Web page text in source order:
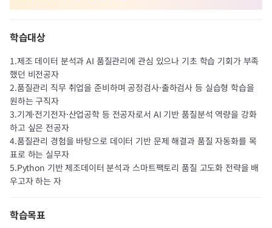
학습대상
1.제조 데이터 분석과 AI 품질관리에 관심 있으나 기초 학습 기회가 부족
했던 비전공자
2.품질관리 직무 취업을 준비하며 공정검사·출하검사 등 실습형 학습을
원하는 구직자
3.기계·전기전자·산업공학 등 전공자로서 AI 기반 품질분석 역량을 강화
하고 싶은 전공자
4.품질관리 경험을 바탕으로 데이터 기반 문제 해결과 품질 자동화를 목
표로 하는 실무자
5.Python 기반 제조데이터 분석과 스마트팩토리 품질 고도화 전략을 배
우고자 하는 자
학습목표